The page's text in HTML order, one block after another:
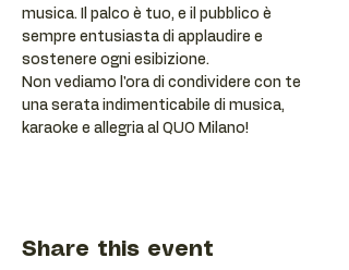
musica. Il palco è tuo, e il pubblico è
sempre entusiasta di applaudire e
sostenere ogni esibizione.
Non vediamo l'ora di condividere con te
una serata indimenticabile di musica,
karaoke e allegria al QUO Milano!
Share this event